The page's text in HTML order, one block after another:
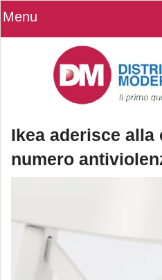
Menu
Ikea aderisce alla
numero